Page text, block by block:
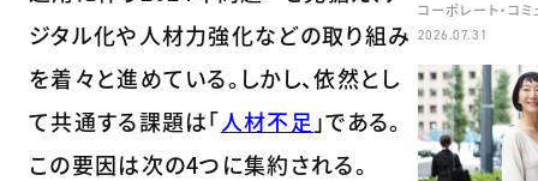
ジタル化や人材力強化などの取り組み
を着々と進めている。しかし、依然とし
て共通する課題は「人材不足 」である。
この要因は次の4つに集約される。
コーポレート・コ
本部長／キャリア
2026.07.31